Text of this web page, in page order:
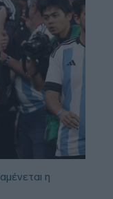
η